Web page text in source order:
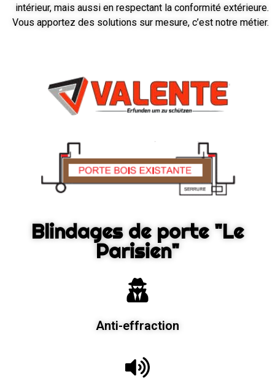
intérieur, mais aussi en respectant la conformité extérieure.
Vous apportez des solutions sur mesure, c’est notre métier.
Blindages de porte "Le
Parisien"
Anti-effraction